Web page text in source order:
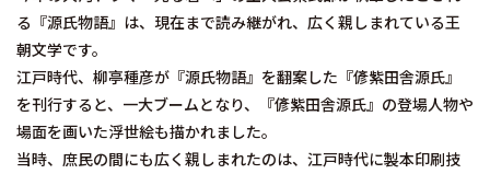
る『源氏物語』は、現在まで読み継がれ、広く親しまれている王
朝文学です。
江戸時代、柳亭種彦が『源氏物語』を翻案した『偐紫田舎源氏』
を刊行すると、一大ブームとなり、『偐紫田舎源氏』の登場人物や
場面を画いた浮世絵も描かれました。
当時、庶民の間にも広く親しまれたのは、江戸時代に製本印刷技